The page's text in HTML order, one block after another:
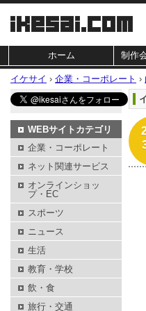
ホーム 制作
イケサイ › 企業・コーポレート ›
WEBサイトカテゴリ
企業・コーポレート
ネット関連サービス
オンラインショッ
プ・EC
スポーツ
ニュース
生活
教育・学校
飲・食
旅行・交通